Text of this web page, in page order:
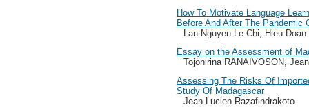
How To Motivate Language
Before And After The Pandemic
Lan Nguyen Le Chi, Hieu
Essay on the Assessment of
Tojonirina RANAIVOSON,
Assessing The Risks Of
Study Of Madagascar
Jean Lucien Razafindrakoto